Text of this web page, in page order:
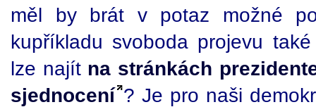
měl by brát v potaz možné
kupříkladu svoboda projevu
lze najít na stránkách
sjednocení ? Je pro naši